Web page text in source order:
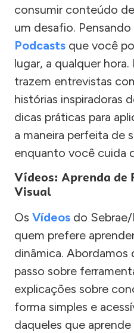
consumir conteúdo
um desafio.
Podcasts que você
lugar, a qualquer
trazem entrevistas
histórias inspiradoras
dicas práticas para
a maneira perfeita de
enquanto você cuida
Vídeos: Aprenda de
Visual
Os Vídeos do Sebrae/
quem prefere
dinâmica. Abordamos
passo sobre
explicações sobre
forma simples e
daqueles que